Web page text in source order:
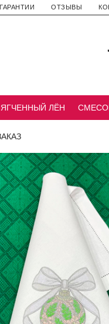
ГАРАНТИИ ОТЗЫВЫ
ЛЁН